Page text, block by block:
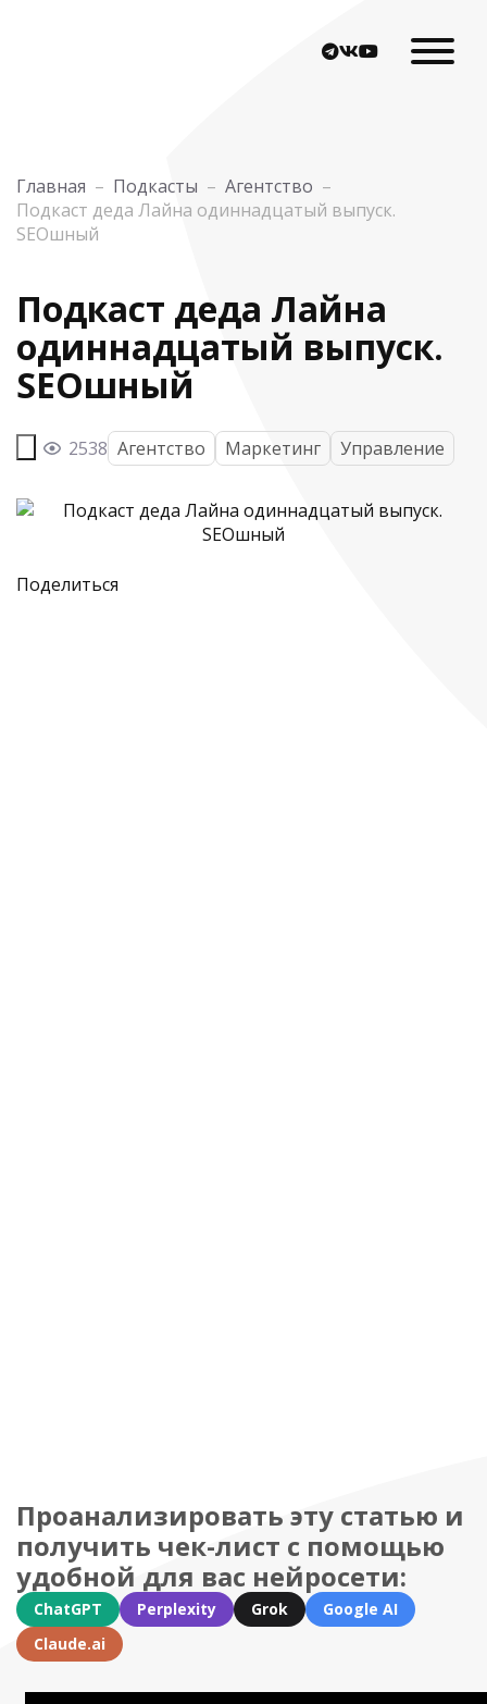
Главная – Подкасты – Агентство –
Подкаст деда Лайна одиннадцатый выпуск.
SEOшный
Подкаст деда Лайна
одиннадцатый выпуск.
SEOшный
2538 Агентство Маркетинг Управление
Поделиться
Проанализировать эту статью и
получить чек-лист с помощью
удобной для вас нейросети:
ChatGPT Perplexity Grok
Google AI
Claude.ai